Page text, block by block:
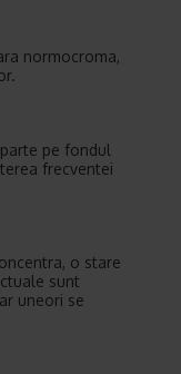
normocroma,
pe fondul
frecventei
o stare
sunt
uneori se